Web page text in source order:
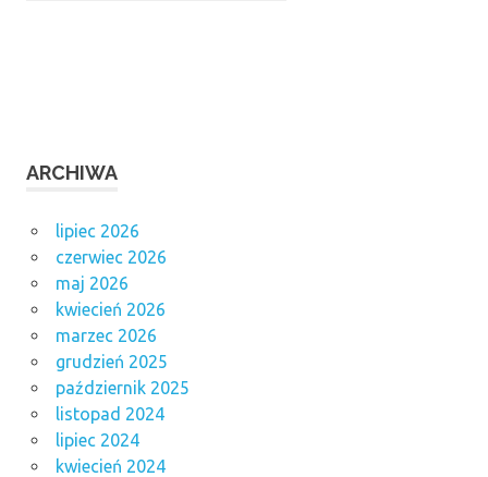
ARCHIWA
lipiec 2026
czerwiec 2026
maj 2026
kwiecień 2026
marzec 2026
grudzień 2025
październik 2025
listopad 2024
lipiec 2024
kwiecień 2024